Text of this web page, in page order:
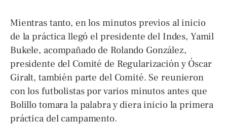
Mientras tanto, en los minutos previos al inicio
de la práctica llegó el presidente del Indes, Yamil
Bukele, acompañado de Rolando González,
presidente del Comité de Regularización y Óscar
Giralt, también parte del Comité. Se reunieron
con los futbolistas por varios minutos antes que
Bolillo tomara la palabra y diera inicio la primera
práctica del campamento.